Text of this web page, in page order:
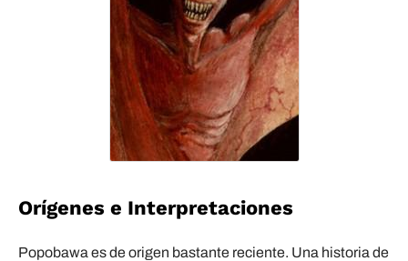
Orígenes e Interpretaciones
Popobawa es de origen bastante reciente. Una historia de